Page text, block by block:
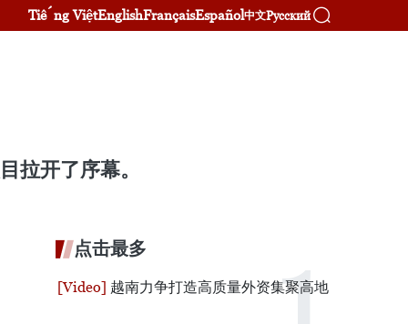
Tiếng ViệtEnglishFrançaisEspañol中文Русский
拉开了序幕。
点击最多
越南力争打造高质量外资集聚高地